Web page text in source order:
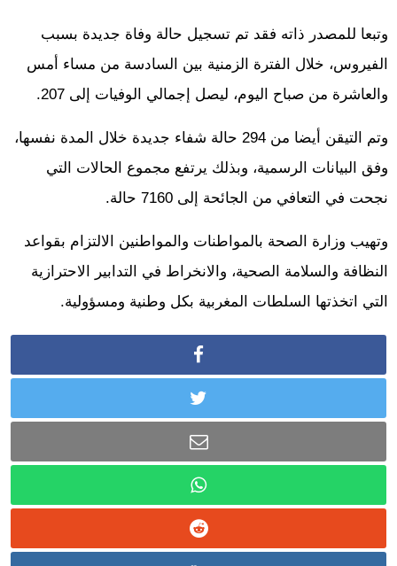
وتبعا للمصدر ذاته فقد تم تسجيل حالة وفاة جديدة بسبب
الفيروس، خلال الفترة الزمنية بين السادسة من مساء أمس
والعاشرة من صباح اليوم، ليصل إجمالي الوفيات إلى 207.
وتم التيقن أيضا من 294 حالة شفاء جديدة خلال المدة نفسها،
وفق البيانات الرسمية، وبذلك يرتفع مجموع الحالات التي
نجحت في التعافي من الجائحة إلى 7160 حالة.
وتهيب وزارة الصحة بالمواطنات والمواطنين الالتزام بقواعد
النظافة والسلامة الصحية، والانخراط في التدابير الاحترازية
التي اتخذتها السلطات المغربية بكل وطنية ومسؤولية.